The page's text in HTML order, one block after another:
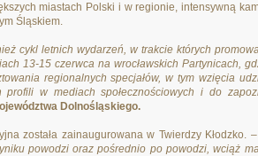
miastach Polski i w regionie, intensywną
Śląskiem.
cykl letnich wydarzeń, w trakcie których
13-15 czerwca na wrocławskich Partynicach,
regionalnych specjałów, w tym wzięcia
profili w mediach społecznościowych i do
Dolnośląskiego.
została zainaugurowana w Twierdzy Kłodzko. –
powodzi oraz pośrednio po powodzi, wciąż